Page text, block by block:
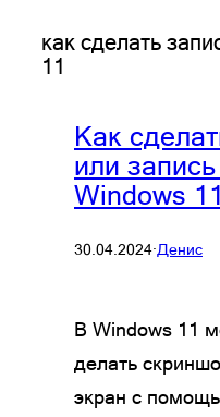
как сделать
11
Как
или
Windows 11
30.04.2024·Денис
В Windows 11
делать
экран с